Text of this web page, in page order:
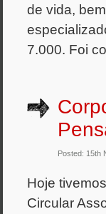
de vida,
7.000. Foi
Posted: 15th
Hoje
Circular